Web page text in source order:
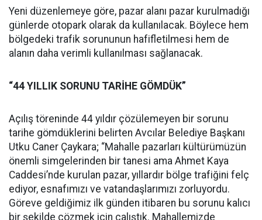
Yeni düzenlemeye göre, pazar alanı pazar kurulmadığı
günlerde otopark olarak da kullanılacak. Böylece hem
bölgedeki trafik sorununun hafifletilmesi hem de
alanın daha verimli kullanılması sağlanacak.
“44 YILLIK SORUNU TARİHE GÖMDÜK”
Açılış töreninde 44 yıldır çözülemeyen bir sorunu
tarihe gömdüklerini belirten Avcılar Belediye Başkanı
Utku Caner Çaykara; “Mahalle pazarları kültürümüzün
önemli simgelerinden bir tanesi ama Ahmet Kaya
Caddesi’nde kurulan pazar, yıllardır bölge trafiğini felç
ediyor, esnafımızı ve vatandaşlarımızı zorluyordu.
Göreve geldiğimiz ilk günden itibaren bu sorunu kalıcı
bir şekilde çözmek için çalıştık. Mahallemizde